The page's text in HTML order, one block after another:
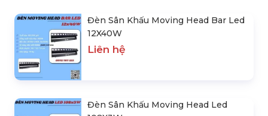
Đèn Sân Khấu Moving Head
Liên hệ Liên hệ